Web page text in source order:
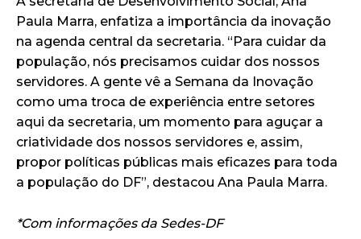
Paula Marra, enfatiza a importância da inovação
na agenda central da secretaria. “Para cuidar da
população, nós precisamos cuidar dos nossos
servidores. A gente vê a Semana da Inovação
como uma troca de experiência entre setores
aqui da secretaria, um momento para aguçar a
criatividade dos nossos servidores e, assim,
propor políticas públicas mais eficazes para toda
a população do DF”, destacou Ana Paula Marra.
*Com informações da Sedes-DF